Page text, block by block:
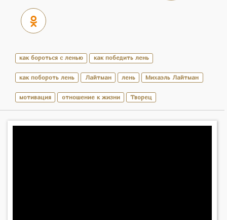
как бороться с ленью как победить лень
как побороть лень Лайтман лень Михаэль Лайтман
мотивация отношение к жизни Творец